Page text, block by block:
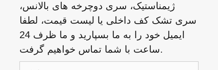
ژیمناستیک، سری دوچرخه های بالانس،
سری تشک کف داخلی یا لیست قیمت، لطفا
ایمیل خود را به ما بسپارید و ما ظرف 24
ساعت با شما تماس خواهیم گرفت.